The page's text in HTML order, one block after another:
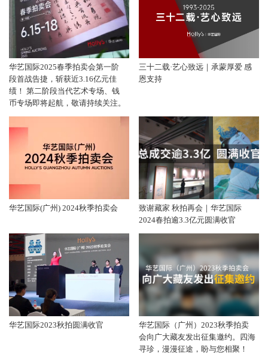
华艺国际2025春季拍卖会第一阶
段首战告捷，斩获近3.16亿元佳
绩！ 第二阶段当代艺术专场、钱
币专场即将起航，敬请持续关注。
三十二载·艺心致远｜承蒙厚爱 感
恩支持
华艺国际(广州) 2024秋季拍卖会
致谢藏家 秋拍再会｜华艺国际
2024春拍逾3.3亿元圆满收官
华艺国际2023秋拍圆满收官
华艺国际（广州）2023秋季拍卖
会向广大藏友发出征集邀约。四海
寻珍，漫漫征途，盼与您相聚！